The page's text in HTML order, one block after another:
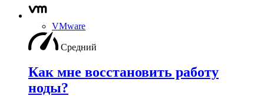
VMware
Средний
Как мне восстановить работу
ноды?